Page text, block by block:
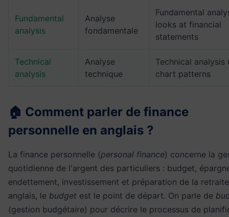
Fundamental
analysis
Analyse
fondamentale
Fundamental
looks at financial
statements
Technical
analysis
Analyse
technique
Technical analysis
chart patterns
🏠 Comment parler de finance
personnelle en anglais ?
La finance personnelle (personal finance) concerne la
quotidienne de l'argent des particuliers : budget,
endettement, investissement et préparation de la
anglais, le budget est le point de départ. On parle de
(gestion budgétaire) pour décrire le processus de